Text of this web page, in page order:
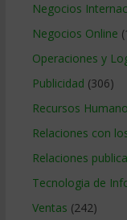
Negocios
Negocios Online
Operaciones y
Publicidad (306)
Recursos
Relaciones con
Relaciones
Tecnologia de
Ventas (242)